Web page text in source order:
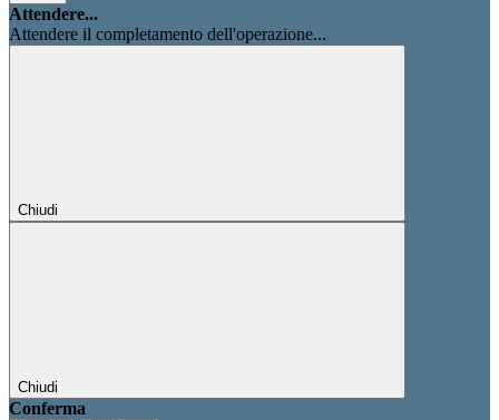
Attendere...
Attendere il completamento dell'operazione...
Chiudi
Chiudi
Conferma